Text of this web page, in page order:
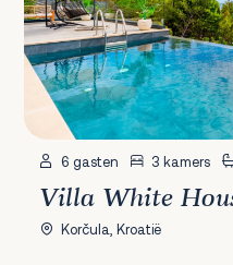
6 gasten 3 kamers
Villa White
Korčula, Kroatië